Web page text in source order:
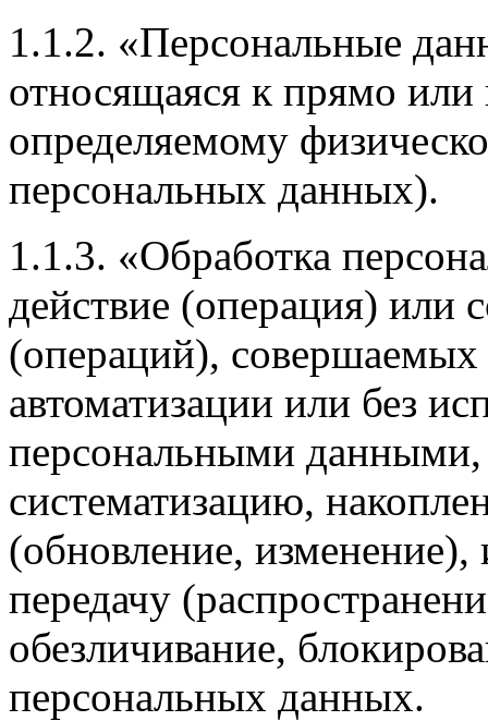
1.1.2. «Персональные
относящаяся к прямо
определяемому
персональных данных).
1.1.3. «Обработка
действие (операция) или
(операций), совершаемых
автоматизации или без
персональными данными,
систематизацию,
(обновление, изменение),
передачу
обезличивание,
персональных данных.